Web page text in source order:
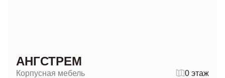
АНГСТРЕМ
Корпусная мебель 0 этаж